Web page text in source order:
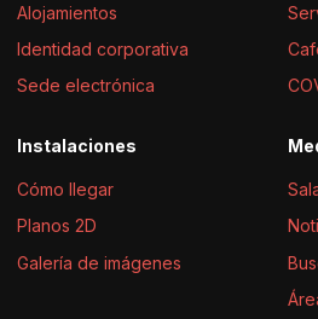
Alojamientos
Identidad corporativa
Sede electrónica
Instalaciones
Cómo llegar
Planos 2D
Galería de imágenes